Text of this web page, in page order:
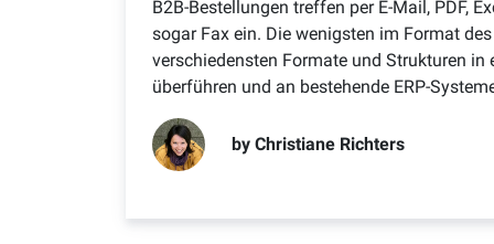
Schnittstellen
Verbinde einfach Deine Shop-, PIM-,
API
Bei API
USE CASES
B2C
Komplexen B2C Handel einfach
Abo Commerce
B2B-Bestellungen treffen per E-Mail, PDF,
sogar Fax ein. Die wenigsten im Format
verschiedensten Formate und Strukturen
überführen und an bestehende ERP-
by Christiane Richters